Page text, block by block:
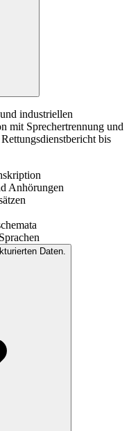
industriellen
mit Sprechertrennung und
bis
Anhörungen
Daten.